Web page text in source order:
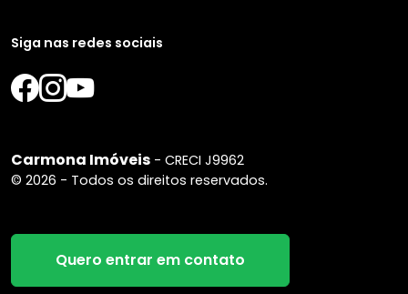
Siga nas redes sociais
Carmona Imóveis - CRECI J9962
© 2026 - Todos os direitos reservados.
Quero entrar em contato